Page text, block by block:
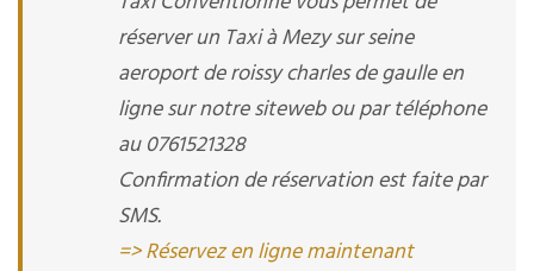
réserver un Taxi à Mezy sur seine
aeroport de roissy charles de gaulle en
ligne sur notre siteweb ou par téléphone
au 0761521328
Confirmation de réservation est faite par
SMS.
=> Réservez en ligne maintenant